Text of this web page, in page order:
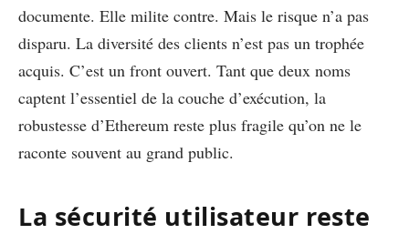
documente. Elle milite contre. Mais le risque n’a pas
disparu. La diversité des clients n’est pas un trophée
acquis. C’est un front ouvert. Tant que deux noms
captent l’essentiel de la couche d’exécution, la
robustesse d’Ethereum reste plus fragile qu’on ne le
raconte souvent au grand public.
La sécurité utilisateur reste